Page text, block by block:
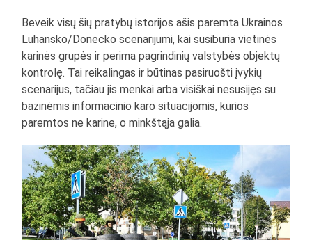
Beveik visų šių pratybų istorijos ašis paremta Ukrainos
Luhansko/Donecko scenarijumi, kai susiburia vietinės
karinės grupės ir perima pagrindinių valstybės objektų
kontrolę. Tai reikalingas ir būtinas pasiruošti įvykių
scenarijus, tačiau jis menkai arba visiškai nesusijęs su
bazinėmis informacinio karo situacijomis, kurios
paremtos ne karine, o minkštąja galia.